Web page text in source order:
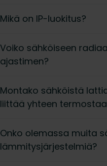
Mikä on IP-luokitus?
Voiko sähköiseen
ajastimen?
Montako sähköistä
liittää yhteen
Onko olemassa muita
lämmitysjärjestelmiä?